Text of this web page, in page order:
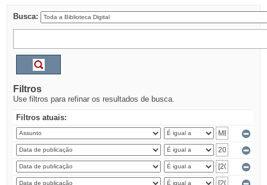
Busca:
Filtros
Use filtros para refinar os resultados de busca.
Filtros atuais: